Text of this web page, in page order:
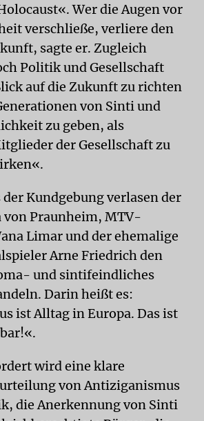
Wer die Augen vor
verschließe, verliere den
sagte er. Zugleich
Politik und Gesellschaft
auf die Zukunft zu richten
von Sinti und
zu geben, als
der Gesellschaft zu
Kundgebung verlasen der
von Praunheim, MTV-
Limar und der ehemalige
Arne Friedrich den
und sintifeindliches
Darin heißt es:
ist Alltag in Europa. Das ist
wird eine klare
von Antiziganismus
die Anerkennung von Sinti